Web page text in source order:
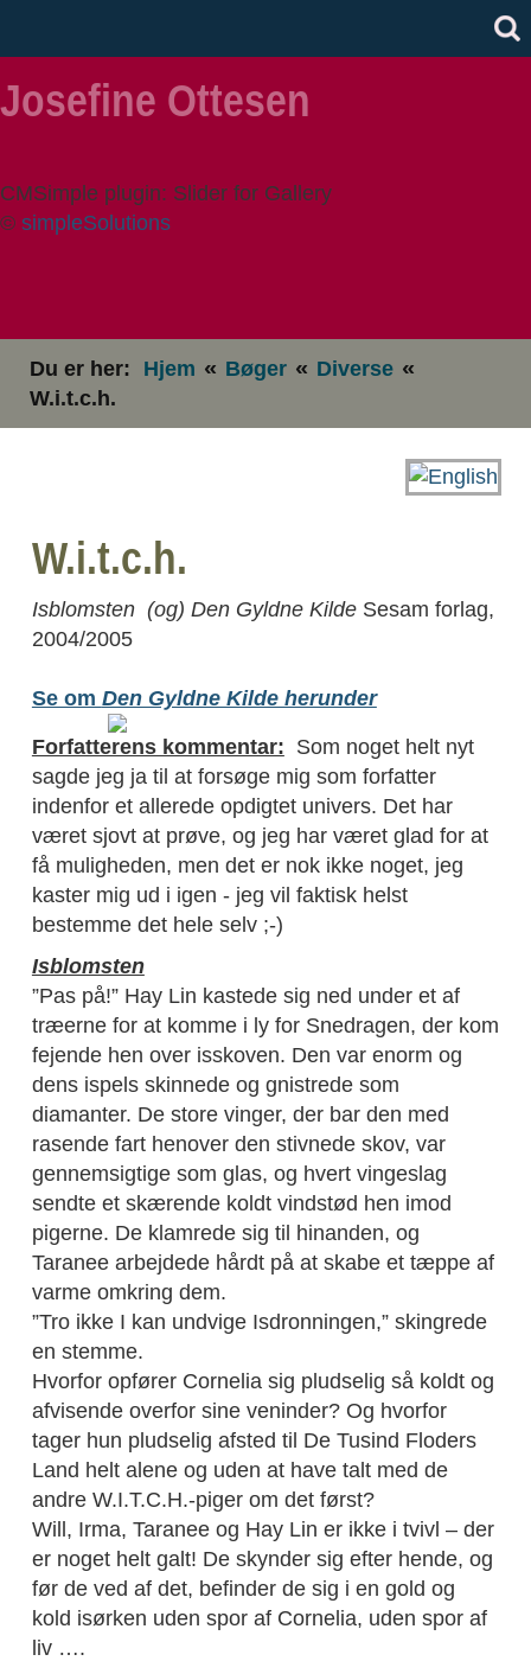
Josefine Ottesen
CMSimple plugin: Slider for Gallery
© simpleSolutions
Du er her: Hjem « Bøger « Diverse «
W.i.t.c.h.
W.i.t.c.h.
Isblomsten (og) Den Gyldne Kilde Sesam forlag,
2004/2005
Se om Den Gyldne Kilde herunder
Forfatterens kommentar: Som noget helt nyt
sagde jeg ja til at forsøge mig som forfatter
indenfor et allerede opdigtet univers. Det har
været sjovt at prøve, og jeg har været glad for at
få muligheden, men det er nok ikke noget, jeg
kaster mig ud i igen - jeg vil faktisk helst
bestemme det hele selv ;-)
Isblomsten
”Pas på!” Hay Lin kastede sig ned under et af
træerne for at komme i ly for Snedragen, der kom
fejende hen over isskoven. Den var enorm og
dens ispels skinnede og gnistrede som
diamanter. De store vinger, der bar den med
rasende fart henover den stivnede skov, var
gennemsigtige som glas, og hvert vingeslag
sendte et skærende koldt vindstød hen imod
pigerne. De klamrede sig til hinanden, og
Taranee arbejdede hårdt på at skabe et tæppe af
varme omkring dem.
”Tro ikke I kan undvige Isdronningen,” skingrede
en stemme.
Hvorfor opfører Cornelia sig pludselig så koldt og
afvisende overfor sine veninder? Og hvorfor
tager hun pludselig afsted til De Tusind Floders
Land helt alene og uden at have talt med de
andre W.I.T.C.H.-piger om det først?
Will, Irma, Taranee og Hay Lin er ikke i tvivl – der
er noget helt galt! De skynder sig efter hende, og
før de ved af det, befinder de sig i en gold og
kold isørken uden spor af Cornelia, uden spor af
liv ….